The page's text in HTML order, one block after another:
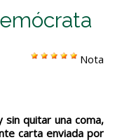
Nota
sin quitar una coma,
carta enviada por